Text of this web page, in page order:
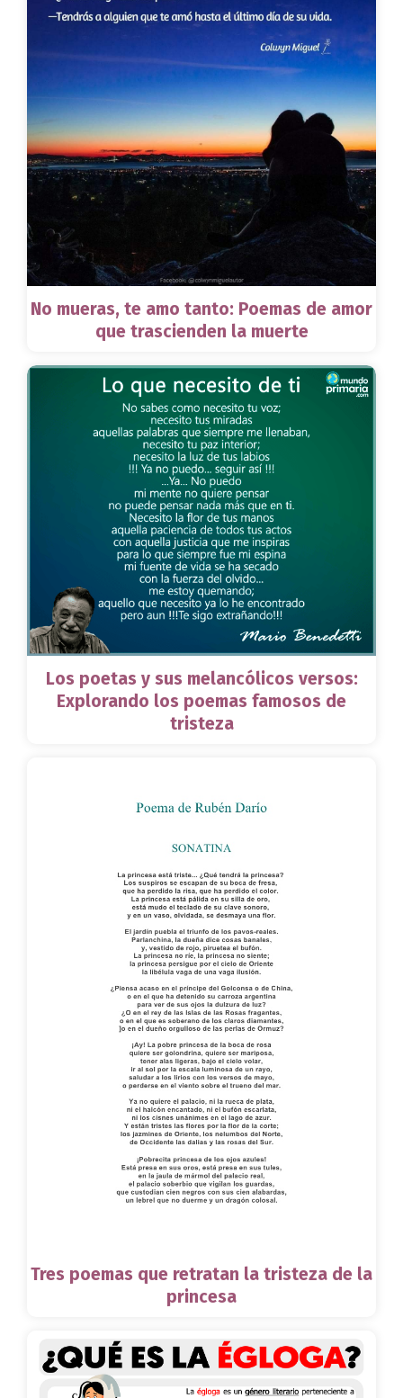
No mueras, te amo tanto: Poemas de amor
que trascienden la muerte
Los poetas y sus melancólicos versos:
Explorando los poemas famosos de
tristeza
Tres poemas que retratan la tristeza de la
princesa